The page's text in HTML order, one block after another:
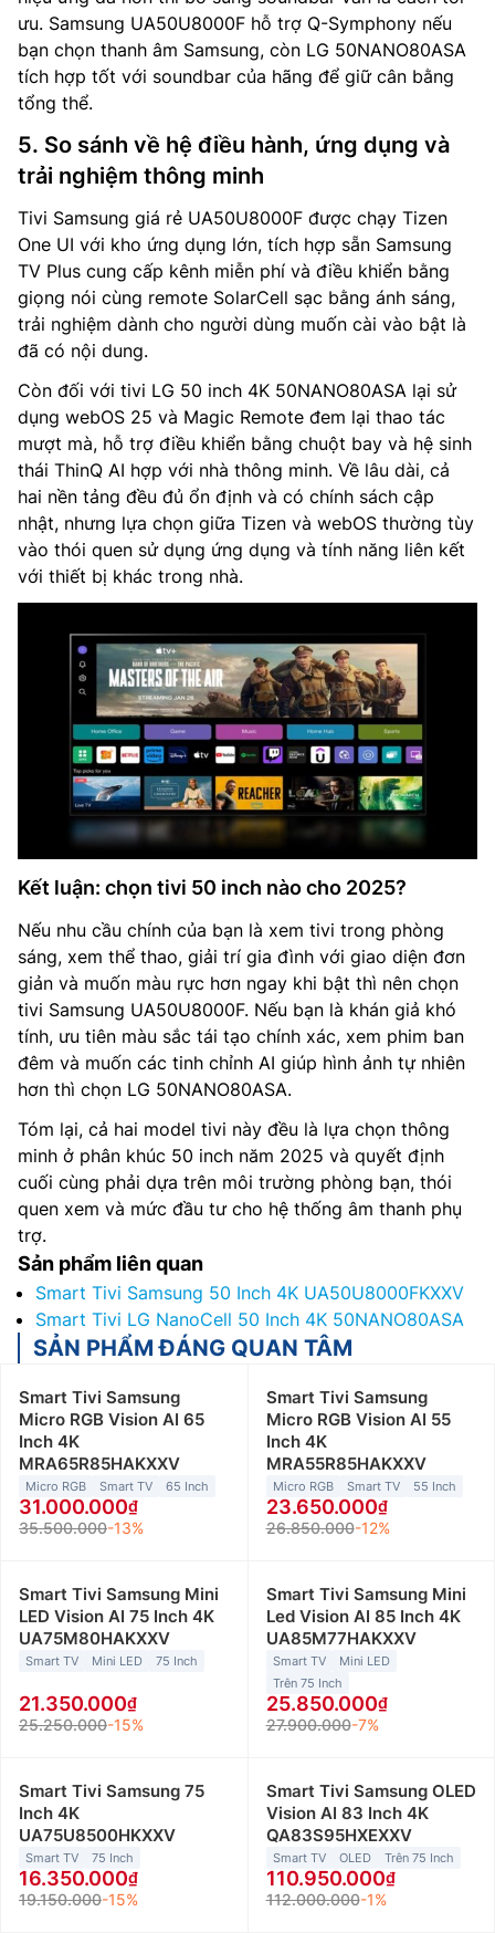
ưu. Samsung UA50U8000F hỗ trợ Q-Symphony nếu
bạn chọn thanh âm Samsung, còn LG 50NANO80ASA
tích hợp tốt với soundbar của hãng để giữ cân bằng
tổng thể.
5. So sánh về hệ điều hành, ứng dụng và
trải nghiệm thông minh
Tivi Samsung giá rẻ UA50U8000F được chạy Tizen
One UI với kho ứng dụng lớn, tích hợp sẵn Samsung
TV Plus cung cấp kênh miễn phí và điều khiển bằng
giọng nói cùng remote SolarCell sạc bằng ánh sáng,
trải nghiệm dành cho người dùng muốn cài vào bật là
đã có nội dung.
Còn đối với tivi LG 50 inch 4K 50NANO80ASA lại sử
dụng webOS 25 và Magic Remote đem lại thao tác
mượt mà, hỗ trợ điều khiển bằng chuột bay và hệ sinh
thái ThinQ AI hợp với nhà thông minh. Về lâu dài, cả
hai nền tảng đều đủ ổn định và có chính sách cập
nhật, nhưng lựa chọn giữa Tizen và webOS thường tùy
vào thói quen sử dụng ứng dụng và tính năng liên kết
với thiết bị khác trong nhà.
Kết luận: chọn tivi 50 inch nào cho 2025?
Nếu nhu cầu chính của bạn là xem tivi trong phòng
sáng, xem thể thao, giải trí gia đình với giao diện đơn
giản và muốn màu rực hơn ngay khi bật thì nên chọn
tivi Samsung UA50U8000F. Nếu bạn là khán giả khó
tính, ưu tiên màu sắc tái tạo chính xác, xem phim ban
đêm và muốn các tinh chỉnh AI giúp hình ảnh tự nhiên
hơn thì chọn LG 50NANO80ASA.
Tóm lại, cả hai model tivi này đều là lựa chọn thông
minh ở phân khúc 50 inch năm 2025 và quyết định
cuối cùng phải dựa trên môi trường phòng bạn, thói
quen xem và mức đầu tư cho hệ thống âm thanh phụ
trợ.
Sản phẩm liên quan
Smart Tivi Samsung 50 Inch 4K UA50U8000FKXXV
Smart Tivi LG NanoCell 50 Inch 4K 50NANO80ASA
SẢN PHẨM ĐÁNG QUAN TÂM
Smart Tivi Samsung
Micro RGB Vision AI 65
Inch 4K
MRA65R85HAKXXV
Micro RGB Smart TV 65 Inch
31.000.000
35.500.000-13%
Smart Tivi Samsung
Micro RGB Vision AI 55
Inch 4K
MRA55R85HAKXXV
Micro RGB Smart TV 55 Inch
23.650.000
26.850.000-12%
Smart Tivi Samsung Mini
LED Vision AI 75 Inch 4K
UA75M80HAKXXV
Smart TV Mini LED 75 Inch
21.350.000
25.250.000-15%
Smart Tivi Samsung Mini
Led Vision AI 85 Inch 4K
UA85M77HAKXXV
Smart TV
Mini LED
Trên 75 Inch
25.850.000
27.900.000-7%
Smart Tivi Samsung 75
Inch 4K
UA75U8500HKXXV
Smart TV 75 Inch
16.350.000
19.150.000-15%
Smart Tivi Samsung OLED
Vision AI 83 Inch 4K
QA83S95HXEXXV
Smart TV OLED Trên 75 Inch
110.950.000
112.000.000-1%